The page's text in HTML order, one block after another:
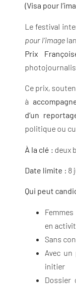
(Visa pour
Le festival
pour l’image
Prix
Ce prix,
à
d’un
politique ou
À la clé : deux
Date limite : 8
Qui peut
en
Sans
Avec
initier
Dossier